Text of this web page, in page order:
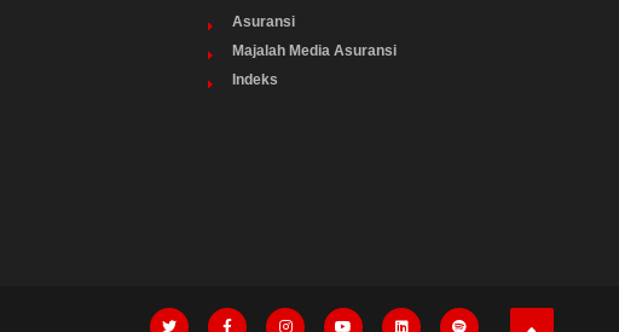
Asuransi
Majalah Media Asuransi
Indeks